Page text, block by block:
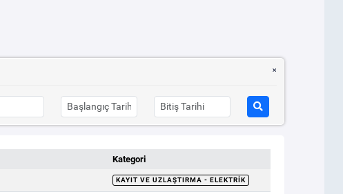
Kategori
KAYIT VE UZLAŞTIRMA - ELEKTRIK